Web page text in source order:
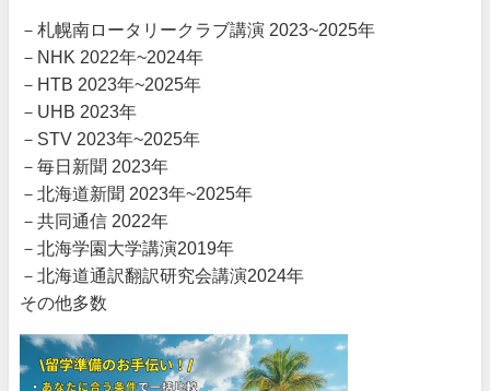
－札幌南ロータリークラブ講演 2023~2025年
－NHK 2022年~2024年
－HTB 2023年~2025年
－UHB 2023年
－STV 2023年~2025年
－毎日新聞 2023年
－北海道新聞 2023年~2025年
－共同通信 2022年
－北海学園大学講演2019年
－北海道通訳翻訳研究会講演2024年
その他多数